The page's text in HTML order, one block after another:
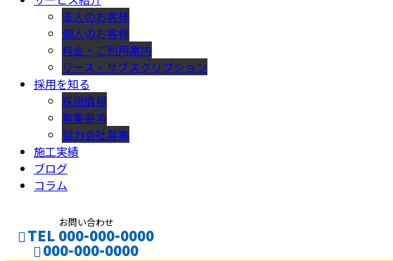
法人のお客様
個人のお客様
料金・ご利用案内
リース・サブスクリプション
採用を知る
採用情報
募集要項
協力会社募集
施工実績
ブログ
コラム
お問い合わせ
TEL 000-000-0000
000-000-0000